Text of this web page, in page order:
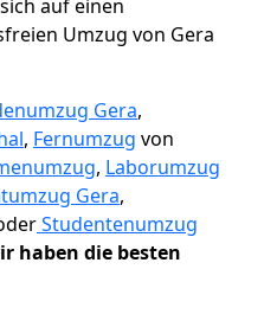
auf einen
Umzug von Gera
Gera,
, Fernumzug von
, Laborumzug
Gera,
Studentenumzug
haben die besten